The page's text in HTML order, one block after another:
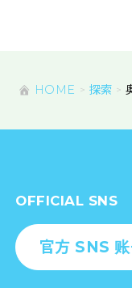
HOME 探索
OFFICIAL SNS
官方 SNS